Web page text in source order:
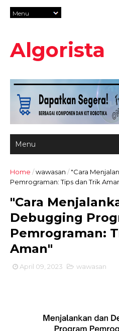
Algorista
Home /wawasan / "Cara
Pemrograman: Tips dan Trik
"Cara
Debugging
Pemrograman:
Aman"
April 09, 2023 wawasan